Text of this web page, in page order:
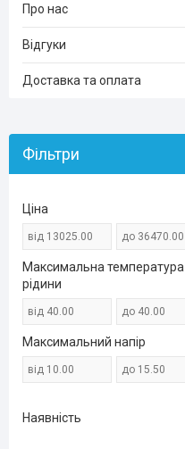
Про нас
Відгуки
Доставка та оплата
Фільтри
Ціна
Максимальна температура
рідини
Максимальний напір
Наявність